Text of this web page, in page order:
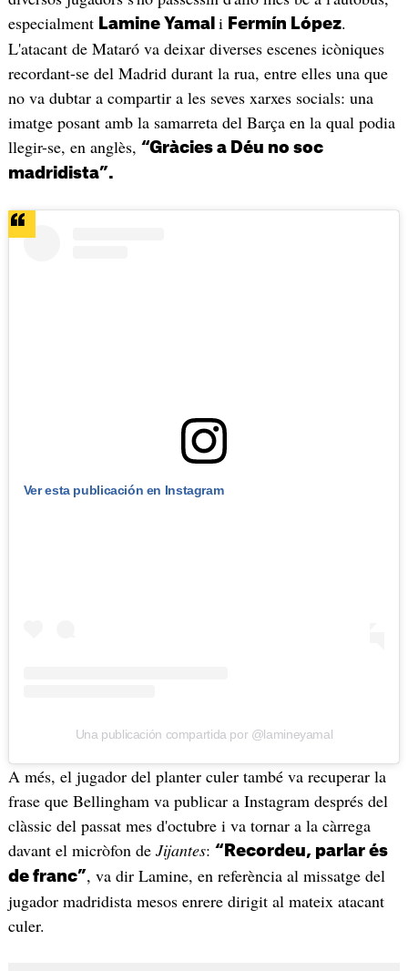
especialment Lamine Yamal i Fermín López.
L'atacant de Mataró va deixar diverses escenes icòniques
recordant-se del Madrid durant la rua, entre elles una que
no va dubtar a compartir a les seves xarxes socials: una
imatge posant amb la samarreta del Barça en la qual podia
llegir-se, en anglès, “Gràcies a Déu no soc
madridista”.
Ver esta publicación en Instagram
Una publicación compartida por @lamineyamal
A més, el jugador del planter culer també va recuperar la
frase que Bellingham va publicar a Instagram després del
clàssic del passat mes d'octubre i va tornar a la càrrega
davant el micròfon de Jijantes: “Recordeu, parlar és
de franc”, va dir Lamine, en referència al missatge del
jugador madridista mesos enrere dirigit al mateix atacant
culer.